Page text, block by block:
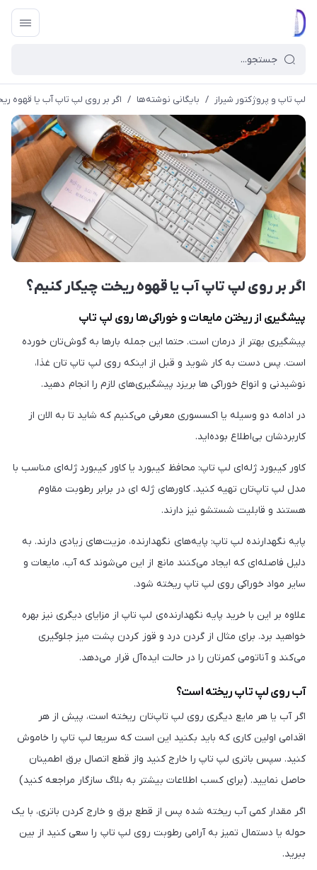
لپ تاپ و پروژکتور شیراز / بایگانی نوشته‌ها / اگر بر روی لپ تاپ آب یا قهوه
اگر بر روی لپ تاپ آب یا قهوه ریخت چیکار کنیم؟
پیشگیری از ریختن مایعات و خوراکی‌ها روی لپ تاپ
پیشگیری بهتر از درمان است. حتما این جمله بارها به گوش‌تان خورده
است. پس دست به کار شوید و قبل از اینکه روی لپ تاپ تان غذا،
نوشیدنی و انواع خوراکی ها بریزد پیشگیری‌های لازم را انجام دهید.
در ادامه دو وسیله یا اکسسوری معرفی می‌کنیم که شاید تا به الان از
کاربردشان بی‌اطلاع بوده‌اید.
کاور کیبورد ژله‌ای لپ تاپ: محافظ کیبورد یا کاور کیبورد ژله‌ای مناسب با
مدل لپ تاپ‌تان تهیه کنید. کاورهای ژله ای در برابر رطوبت مقاوم
هستند و قابلیت شستشو نیز دارند.
پایه نگهدارنده لپ تاپ: پایه‌های نگهدارنده، مزیت‌های زیادی دارند. به
دلیل فاصله‌ای که ایجاد می‌کنند مانع از این می‌شوند که آب، مایعات و
سایر مواد خوراکی روی لپ تاپ ریخته شود.
علاوه بر این با خرید پایه‌ نگهدارنده‌ی لپ تاپ از مزایای دیگری نیز بهره
خواهید برد. برای مثال از گردن درد و قوز کردن پشت میز جلوگیری
می‌کند و آناتومی کمرتان را در حالت ایده‌آل قرار می‌دهد.
آب روی لپ تاپ ریخته است؟
اگر آب یا هر مایع دیگری روی لپ تاپ‌تان ریخته است، پیش از هر
اقدامی اولین کاری که باید بکنید این است که سریعا لپ تاپ را خاموش
کنید. سپس باتری لپ تاپ را خارج کنید واز قطع اتصال برق اطمینان
حاصل نمایید. (برای کسب اطلاعات بیشتر به بلاگ سازگار مراجعه کنید)
اگر مقدار کمی آب ریخته شده پس از قطع برق و خارج کردن باتری، با یک
حوله یا دستمال تمیز به آرامی رطوبت روی لپ تاپ را سعی کنید از بین
ببرید.